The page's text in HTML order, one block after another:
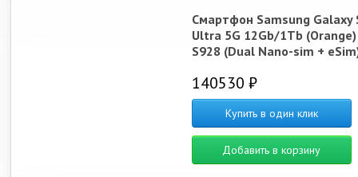
Смартфон Samsung Galaxy
Ultra 5G 12Gb/1Tb (Orange)
S928 (Dual Nano-sim +
140530 ₽
Купить в один клик
Добавить в корзину